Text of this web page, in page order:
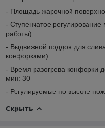
- Площадь жарочной
- Ступенчатое
работы)
- Выдвижной поддон для
конфорками)
- Время разогрева конфорки
мин: 30
- Регулируемые по высоте
Скрыть